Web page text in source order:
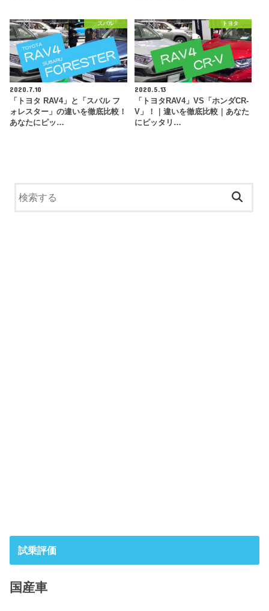
スバル
2020.7.10
「トヨタ RAV4」と「スバル フ
ォレスター」の違いを徹底比較！
あなたにピッ…
トヨタ
2020.5.13
「トヨタRAV4」VS「ホンダCR-
V」！｜違いを徹底比較｜あなた
にピッタリ…
試乗評価
国産車